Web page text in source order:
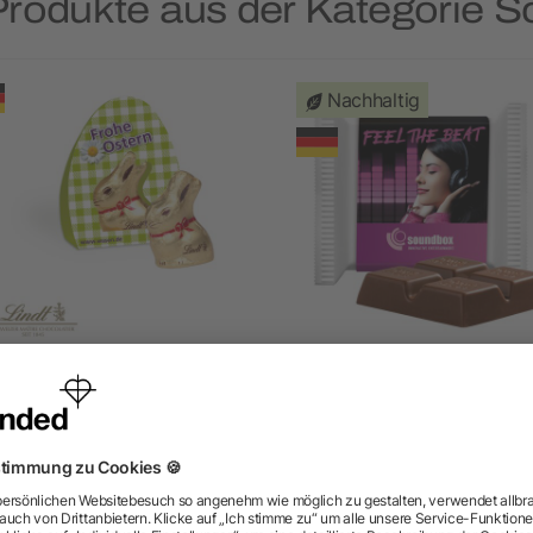
aus der Kategorie
Lindt Goldhase, 10 g
Osterboten
ab 1,07 €
Nachhaltig